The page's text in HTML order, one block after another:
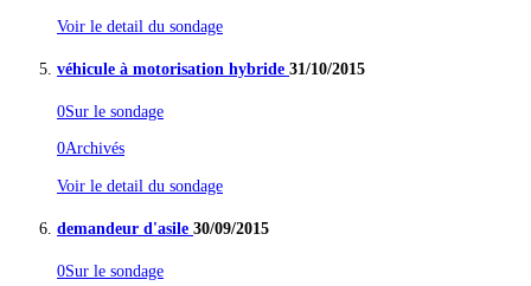
Voir le detail du sondage
véhicule à motorisation hybride 31/10/2015
0Sur le sondage
0Archivés
Voir le detail du sondage
demandeur d'asile 30/09/2015
0Sur le sondage